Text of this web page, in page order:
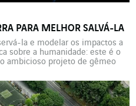
PARA MELHOR SALVÁ-LA
la e modelar os impactos a
sobre a humanidade: este é o
ambicioso projeto de gêmeo
Zurique (ETH). Uma réplica